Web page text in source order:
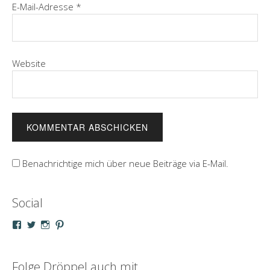
E-Mail-Adresse *
Website
Benachrichtige mich über neue Beiträge via E-Mail.
Social
Profil
Facebook
Profil
Twitter
Profil
Instagram
Profil
Pinterest
Folge Dröppel auch mit